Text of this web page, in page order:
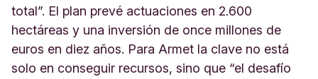
total”. El plan prevé actuaciones en 2.600
hectáreas y una inversión de once millones de
euros en diez años. Para Armet la clave no está
solo en conseguir recursos, sino que “el desafío